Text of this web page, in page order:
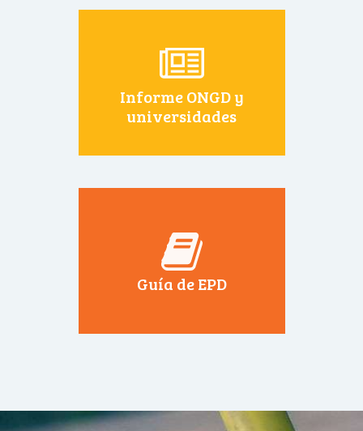
Informe ONGD y
universidades
Guía de EPD